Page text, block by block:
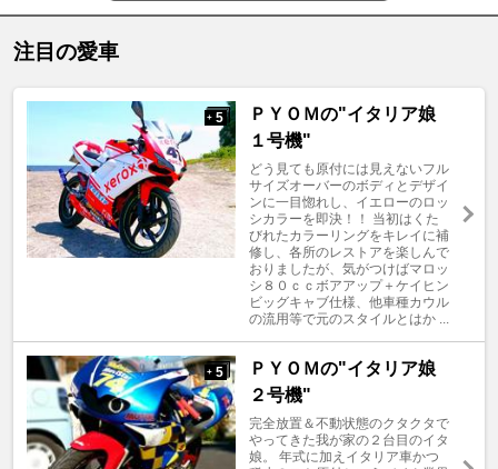
注目の愛車
+ 5
ＰＹＯＭの"イタリア娘
１号機"
どう見ても原付には見えないフル
サイズオーバーのボディとデザイ
ンに一目惚れし、イエローのロッ
シカラーを即決！！ 当初はくた
びれたカラーリングをキレイに補
修し、各所のレストアを楽しんで
おりましたが、気がつけばマロッ
シ８０ｃｃボアアップ＋ケイヒン
ビッグキャブ仕様、他車種カウル
の流用等で元のスタイルとはか ...
+ 5
ＰＹＯＭの"イタリア娘
２号機"
完全放置＆不動状態のクタクタで
やってきた我が家の２台目のイタ
娘。 年式に加えイタリア車かつ